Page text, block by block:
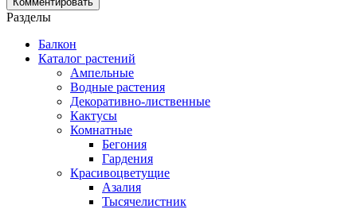
Разделы
Балкон
Каталог растений
Ампельные
Водные растения
Декоративно-лиственные
Кактусы
Комнатные
Бегония
Гардения
Красивоцветущие
Азалия
Тысячелистник